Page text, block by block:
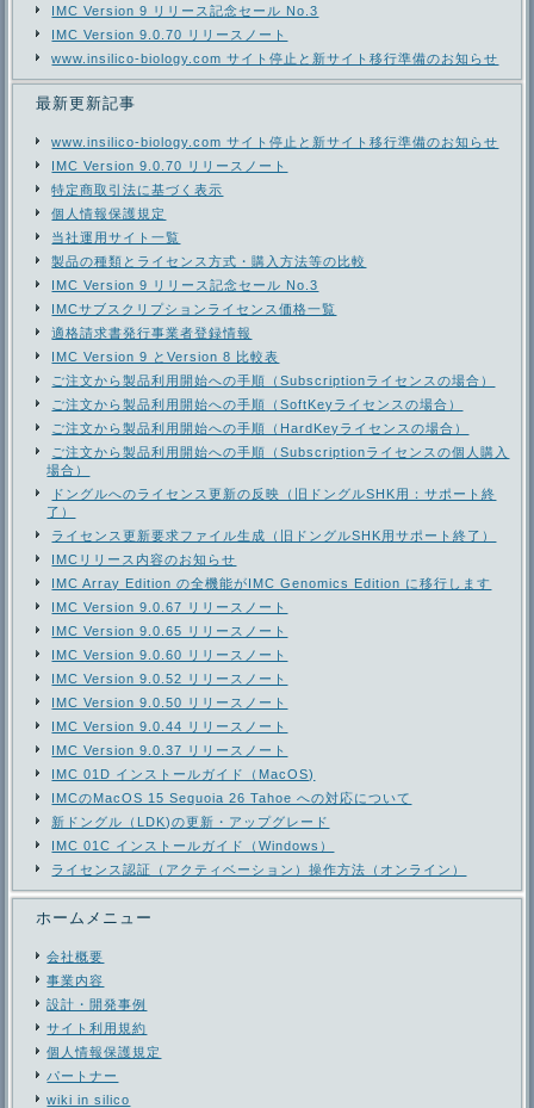
IMC Version 9 リリース記念セール No.3
IMC Version 9.0.70 リリースノート
www.insilico-biology.com サイト停止と新サイト移行準備のお知らせ
最新更新記事
www.insilico-biology.com サイト停止と新サイト移行準備のお知らせ
IMC Version 9.0.70 リリースノート
特定商取引法に基づく表示
個人情報保護規定
当社運用サイト一覧
製品の種類とライセンス方式・購入方法等の比較
IMC Version 9 リリース記念セール No.3
IMCサブスクリプションライセンス価格一覧
適格請求書発行事業者登録情報
IMC Version 9 とVersion 8 比較表
ご注文から製品利用開始への手順（Subscriptionライセンスの場合）
ご注文から製品利用開始への手順（SoftKeyライセンスの場合）
ご注文から製品利用開始への手順（HardKeyライセンスの場合）
ご注文から製品利用開始への手順（Subscriptionライセンスの個人購入
場合）
ドングルへのライセンス更新の反映（旧ドングルSHK用：サポート終
了）
ライセンス更新要求ファイル生成（旧ドングルSHK用サポート終了）
IMCリリース内容のお知らせ
IMC Array Edition の全機能がIMC Genomics Edition に移行します
IMC Version 9.0.67 リリースノート
IMC Version 9.0.65 リリースノート
IMC Version 9.0.60 リリースノート
IMC Version 9.0.52 リリースノート
IMC Version 9.0.50 リリースノート
IMC Version 9.0.44 リリースノート
IMC Version 9.0.37 リリースノート
IMC 01D インストールガイド（MacOS)
IMCのMacOS 15 Sequoia 26 Tahoe への対応について
新ドングル（LDK)の更新・アップグレード
IMC 01C インストールガイド（Windows）
ライセンス認証（アクティベーション）操作方法（オンライン）
ホームメニュー
会社概要
事業内容
設計・開発事例
サイト利用規約
個人情報保護規定
パートナー
wiki in silico